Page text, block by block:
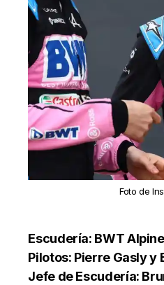
Foto de
Escudería: BWT
Pilotos: Pierre Gasly y
Jefe de Escudería: